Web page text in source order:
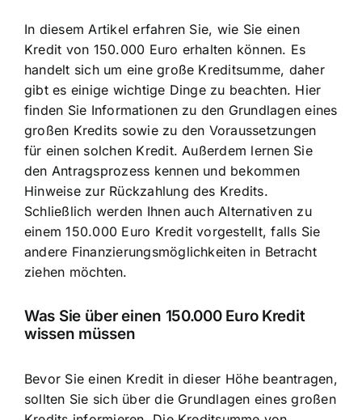
In diesem Artikel erfahren Sie, wie Sie einen
Kredit von 150.000 Euro erhalten können. Es
handelt sich um eine große Kreditsumme, daher
gibt es einige wichtige Dinge zu beachten. Hier
finden Sie Informationen zu den Grundlagen eines
großen Kredits sowie zu den Voraussetzungen
für einen solchen Kredit. Außerdem lernen Sie
den Antragsprozess kennen und bekommen
Hinweise zur Rückzahlung des Kredits.
Schließlich werden Ihnen auch Alternativen zu
einem 150.000 Euro Kredit vorgestellt, falls Sie
andere Finanzierungsmöglichkeiten in Betracht
ziehen möchten.
Was Sie über einen 150.000 Euro Kredit
wissen müssen
Bevor Sie einen Kredit in dieser Höhe beantragen,
sollten Sie sich über die Grundlagen eines großen